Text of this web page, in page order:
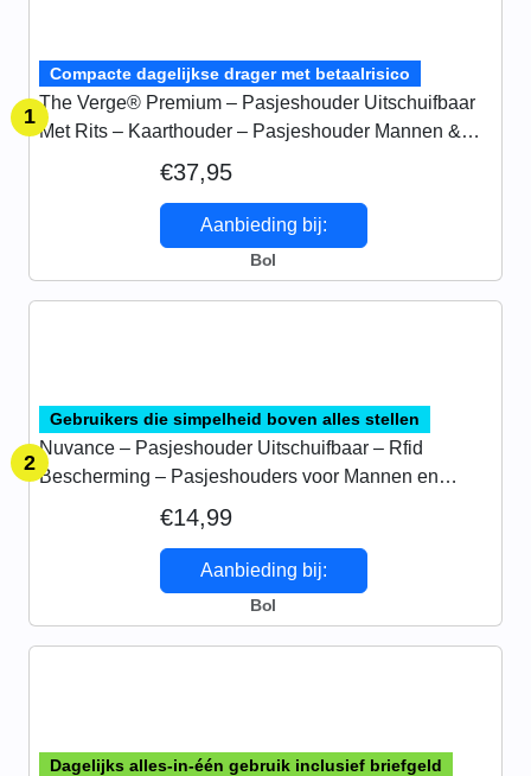
1
Compacte dagelijkse drager met betaalrisico
The Verge® Premium – Pasjeshouder Uitschuifbaar
Met Rits – Kaarthouder – Pasjeshouder Mannen &
Vrouwen – RFID Creditcardhouder – Pashouder – 8 –
€37,95
Aanbieding bij:
Bol
2
Gebruikers die simpelheid boven alles stellen
Nuvance – Pasjeshouder Uitschuifbaar – Rfid
Bescherming – Pasjeshouders voor Mannen en
Vrouwen – Creditcardhouder – Zwart
€14,99
Aanbieding bij:
Bol
Dagelijks alles-in-één gebruik inclusief briefgeld